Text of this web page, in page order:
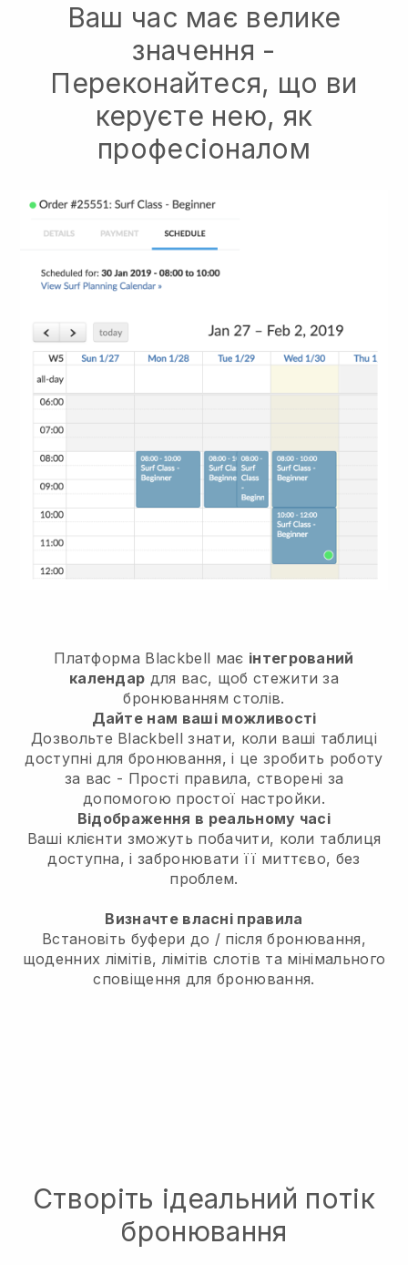
Ваш час має велике
значення -
Переконайтеся, що ви
керуєте нею, як
професіоналом
Платформа Blackbell має інтегрований
календар для вас, щоб стежити за
бронюванням столів.
Дайте нам ваші можливості
Дозвольте Blackbell знати, коли ваші таблиці
доступні для бронювання, і це зробить роботу
за вас - Прості правила, створені за
допомогою простої настройки.
Відображення в реальному часі
Ваші клієнти зможуть побачити, коли таблиця
доступна, і забронювати її миттєво, без
проблем.
Визначте власні правила
Встановіть буфери до / після бронювання,
щоденних лімітів, лімітів слотів та мінімального
сповіщення для бронювання.
Створіть ідеальний потік
бронювання